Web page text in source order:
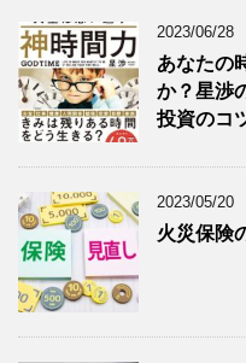
2023/06/28
あなたの
か？星渉
投資のコ
2023/05/20
火災保険